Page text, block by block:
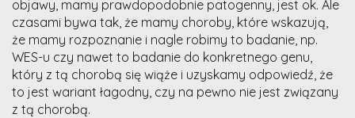
objawy, mamy prawdopodobnie patogenny, jest ok. Ale
czasami bywa tak, że mamy choroby, które wskazują,
że mamy rozpoznanie i nagle robimy to badanie, np.
WES-u czy nawet to badanie do konkretnego genu,
który z tą chorobą się wiąże i uzyskamy odpowiedź, że
to jest wariant łagodny, czy na pewno nie jest związany
z tą chorobą.